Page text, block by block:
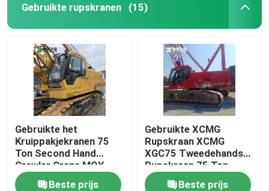
Gebruikte rupskranen (15)
Gebruikte het
Kruippakjekranen 75
Ton Second Hand
Crawler Crane MOY
2018 van XCMG XGC75
Beste prijs
Gebruikte XCMG
Rupskraan XCMG
XGC75 Tweedehands
Rupskraan 75 Ton
Beste prijs